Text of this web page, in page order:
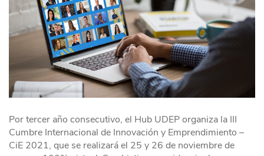
Por tercer año consecutivo, el Hub UDEP organiza la III
Cumbre Internacional de Innovación y Emprendimiento –
CiE 2021, que se realizará el 25 y 26 de noviembre de